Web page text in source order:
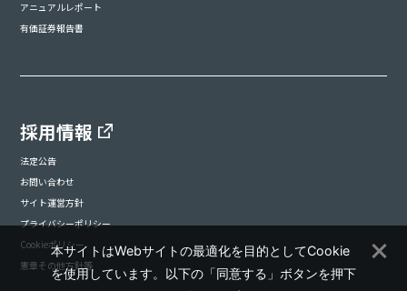
アニュアルレポート
有価証券報告書
採用情報
法定公告
お問い合わせ
サイト運営方針
プライバシーポリシー
Cookieポリシー
憲章その他方針等
本サイトはWebサイトの最適化を目的としてCookie
を使用しています。以下の「同意する」ボタンを押下